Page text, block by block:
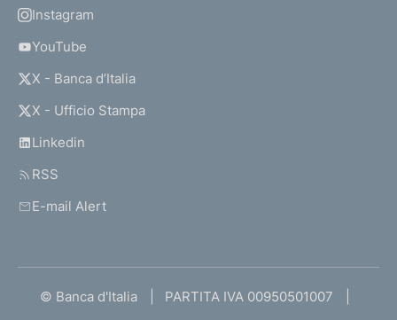
Instagram
YouTube
X - Banca d’Italia
X - Ufficio Stampa
Linkedin
RSS
E-mail Alert
© Banca d'Italia PARTITA IVA 00950501007